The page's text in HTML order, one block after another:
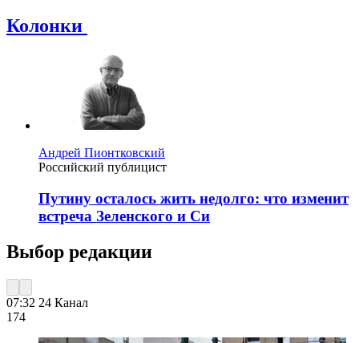
Колонки
Андрей Пионтковский
Российский публицист
Путину осталось жить недолго: что изменит
встреча Зеленского и Си
Выбор редакции
07:32 24 Канал
174